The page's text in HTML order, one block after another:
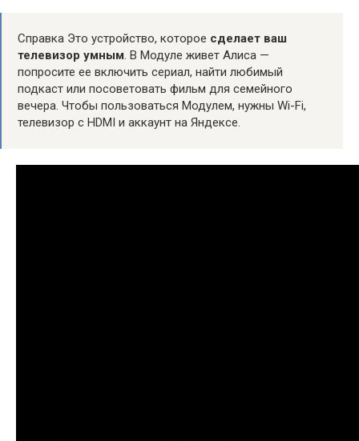
Справка Это устройство, которое сделает ваш
телевизор умным. В Модуле живет Алиса —
попросите ее включить сериал, найти любимый
подкаст или посоветовать фильм для семейного
вечера. Чтобы пользоваться Модулем, нужны Wi-Fi,
телевизор с HDMI и аккаунт на Яндексе.